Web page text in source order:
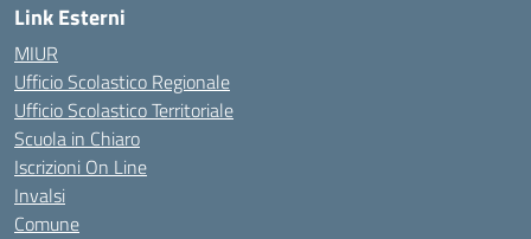
Link Esterni
MIUR
Ufficio Scolastico Regionale
Ufficio Scolastico Territoriale
Scuola in Chiaro
Iscrizioni On Line
Invalsi
Comune